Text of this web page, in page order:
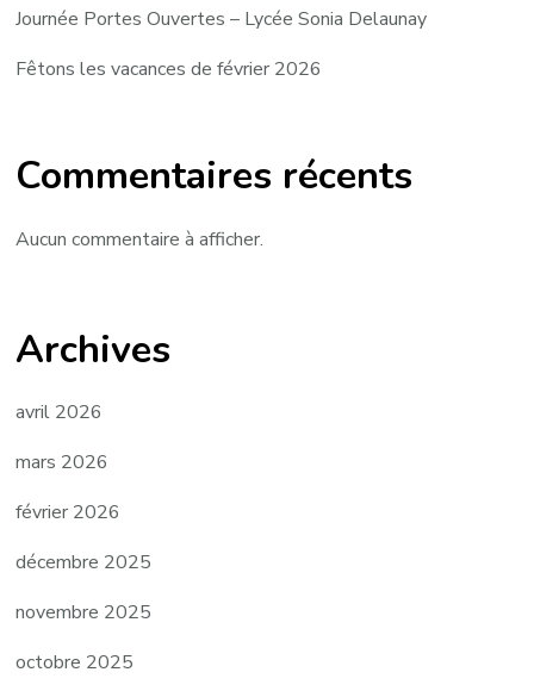
Journée Portes Ouvertes – Lycée Sonia Delaunay
Fêtons les vacances de février 2026
Commentaires récents
Aucun commentaire à afficher.
Archives
avril 2026
mars 2026
février 2026
décembre 2025
novembre 2025
octobre 2025